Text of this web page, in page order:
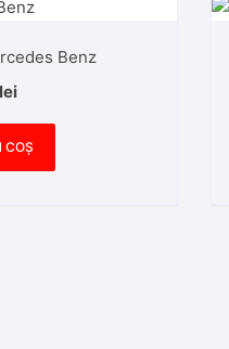
Benz
lei
COȘ